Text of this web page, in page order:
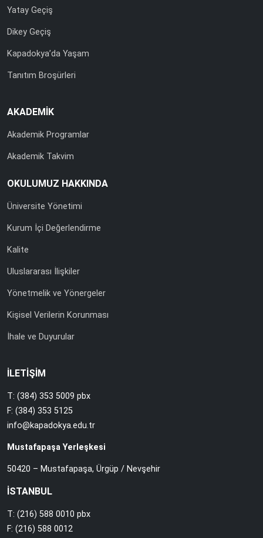
Yatay Geçiş
Dikey Geçiş
Kapadokya’da Yaşam
Tanıtım Broşürleri
AKADEMİK
Akademik Programlar
Akademik Takvim
OKULUMUZ HAKKINDA
Üniversite Yönetimi
Kurum İçi Değerlendirme
Kalite
Uluslararası İlişkiler
Yönetmelik ve Yönergeler
Kişisel Verilerin Korunması
İhale ve Duyurular
İLETİŞİM
T: (384) 353 5009 pbx
F: (384) 353 5125
info@kapadokya.edu.tr
Mustafapaşa Yerleşkesi
50420 – Mustafapaşa, Ürgüp / Nevşehir
İSTANBUL
T: (216) 588 0010 pbx
F: (216) 588 0012